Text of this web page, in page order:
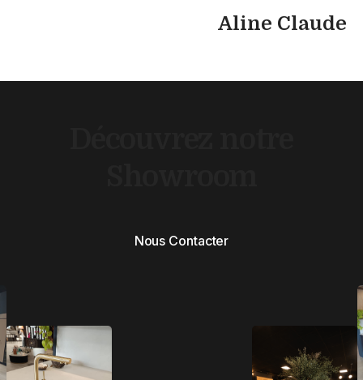
Aline Claude
Nous Contacter